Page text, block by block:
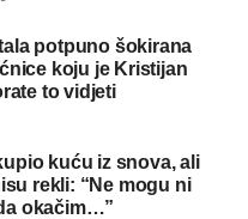
potpuno šokirana
koju je Kristijan
to vidjeti
kuću iz snova, ali
rekli: “Ne mogu ni
okačim…”